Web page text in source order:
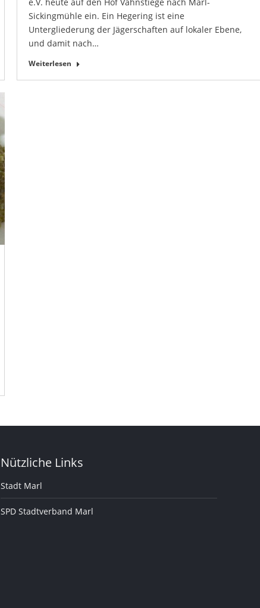
Sickingmühle ein. Ein Hegering ist eine
Untergliederung der Jägerschaften auf lokaler Ebene,
und damit nach…
Weiterlesen
Nützliche Links
Stadt Marl
SPD Stadtverband Marl